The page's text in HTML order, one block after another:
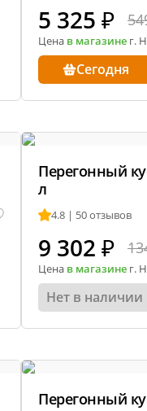
5 325 ₽
Цена в магазине г.
Сегодня
Перегонный
л
4.8 | 50 отзывов
9 302 ₽
Цена в магазине г.
Нет в наличии
Перегонный